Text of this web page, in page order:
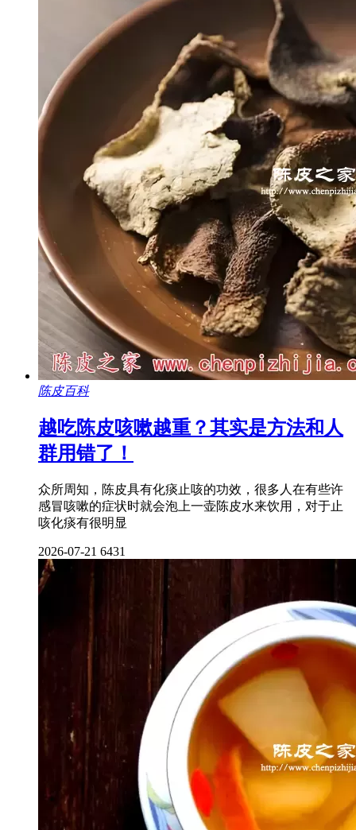
陈皮百科
越吃陈皮咳嗽越重？其实是方法和人
群用错了！
众所周知，陈皮具有化痰止咳的功效，很多人在有些许
感冒咳嗽的症状时就会泡上一壶陈皮水来饮用，对于止
咳化痰有很明显
2026-07-21 6431